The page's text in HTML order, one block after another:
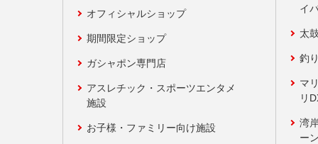
オフィシャルショップ
期間限定ショップ
ガシャポン専門店
アスレチック・スポーツエンタメ
施設
お子様・ファミリー向け施設
イ
太
釣
マ
リ
湾
ー